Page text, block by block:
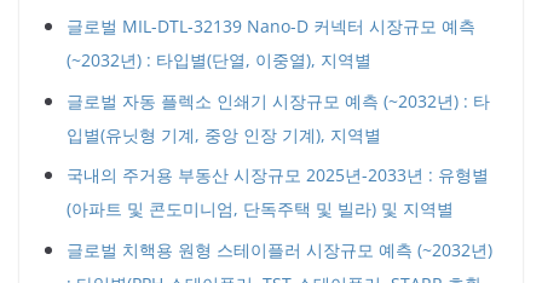
글로벌 MIL-DTL-32139 Nano-D 커넥터 시장규모 예측
(~2032년) : 타입별(단열, 이중열), 지역별
글로벌 자동 플렉소 인쇄기 시장규모 예측 (~2032년) : 타
입별(유닛형 기계, 중앙 인장 기계), 지역별
국내의 주거용 부동산 시장규모 2025년-2033년 : 유형별
(아파트 및 콘도미니엄, 단독주택 및 빌라) 및 지역별
글로벌 치핵용 원형 스테이플러 시장규모 예측 (~2032년)